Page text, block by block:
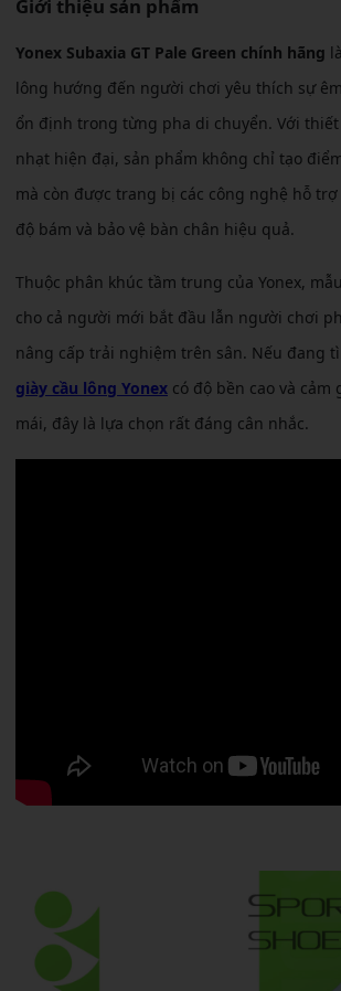
Giới thiệu sản phẩm
Yonex Subaxia GT Pale Green chính hãng
lông hướng đến người chơi yêu thích sự
ổn định trong từng pha di chuyển. Với
nhạt hiện đại, sản phẩm không chỉ tạo
mà còn được trang bị các công nghệ hỗ
độ bám và bảo vệ bàn chân hiệu quả.
Thuộc phân khúc tầm trung của Yonex,
cho cả người mới bắt đầu lẫn người chơi
nâng cấp trải nghiệm trên sân. Nếu đang
giày cầu lông Yonex có độ bền cao và cảm
mái, đây là lựa chọn rất đáng cân nhắc.